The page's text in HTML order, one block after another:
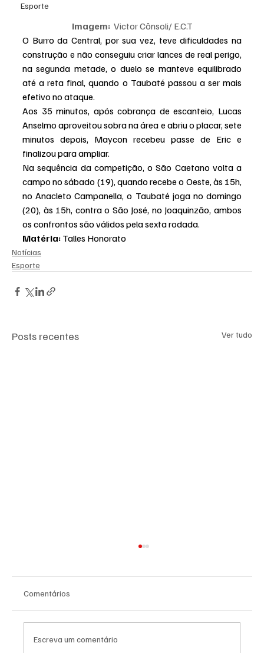
Esporte
Imagem: Victor Cônsoli/ E.C.T
O Burro da Central, por sua vez, teve dificuldades na
construção e não conseguiu criar lances de real perigo,
na segunda metade, o duelo se manteve equilibrado
até a reta final, quando o Taubaté passou a ser mais
efetivo no ataque.
Aos 35 minutos, após cobrança de escanteio, Lucas
Anselmo aproveitou sobra na área e abriu o placar, sete
minutos depois, Maycon recebeu passe de Eric e
finalizou para ampliar.
Na sequência da competição, o São Caetano volta a
campo no sábado (19), quando recebe o Oeste, às 15h,
no Anacleto Campanella, o Taubaté joga no domingo
(20), às 15h, contra o São José, no Joaquinzão, ambos
os confrontos são válidos pela sexta rodada.
Matéria: Talles Honorato
Notícias
Esporte
Posts recentes Ver tudo
Comentários
Escreva um comentário